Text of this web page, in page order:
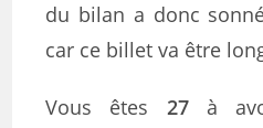
du bilan a donc
car ce billet va être
Vous êtes 27à